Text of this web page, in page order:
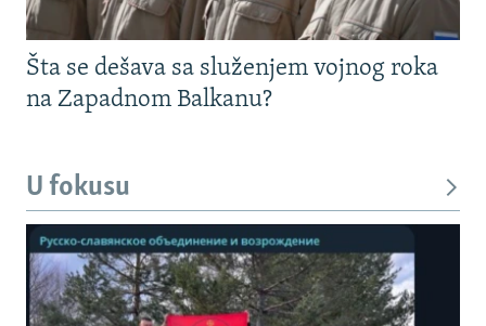
Šta se dešava sa služenjem vojnog roka
na Zapadnom Balkanu?
U fokusu